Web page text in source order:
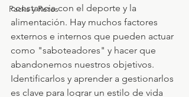
Packs y Retos
constancia con el deporte y la
alimentación. Hay muchos factores
externos e internos que pueden actuar
como "saboteadores" y hacer que
abandonemos nuestros objetivos.
Identificarlos y aprender a gestionarlos
es clave para lograr un estilo de vida